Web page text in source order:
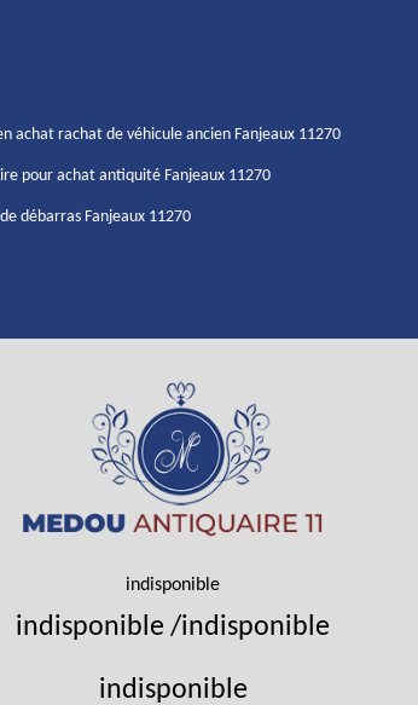
achat rachat de véhicule ancien Fanjeaux 11270
pour achat antiquité Fanjeaux 11270
débarras Fanjeaux 11270
indisponible
indisponible /indisponible
indisponible